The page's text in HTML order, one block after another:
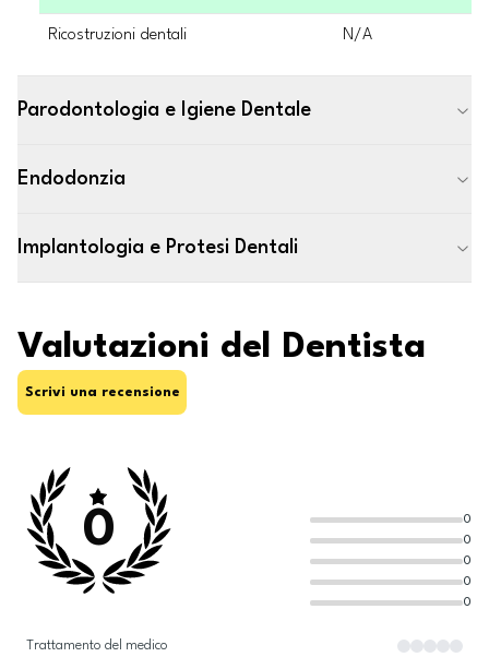
Ricostruzioni dentali N/A
Parodontologia e Igiene Dentale
Endodonzia
Implantologia e Protesi Dentali
Valutazioni del Dentista
Scrivi una recensione
0
0
0
0
0
0
Trattamento del medico